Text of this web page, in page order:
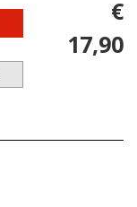
€
17,90